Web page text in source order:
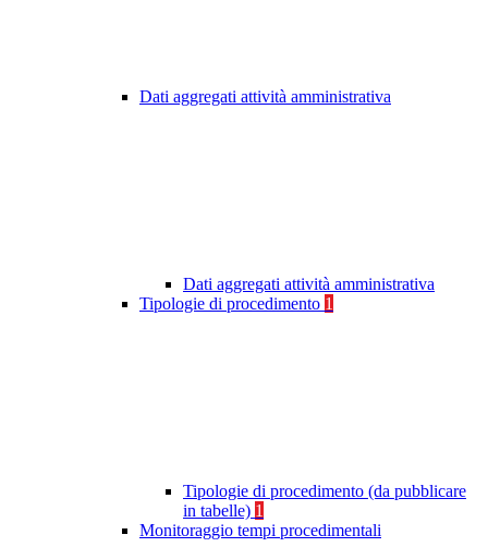
Dati aggregati attività amministrativa
Dati aggregati attività amministrativa
Tipologie di procedimento 1
Tipologie di procedimento (da pubblicare
in tabelle) 1
Monitoraggio tempi procedimentali